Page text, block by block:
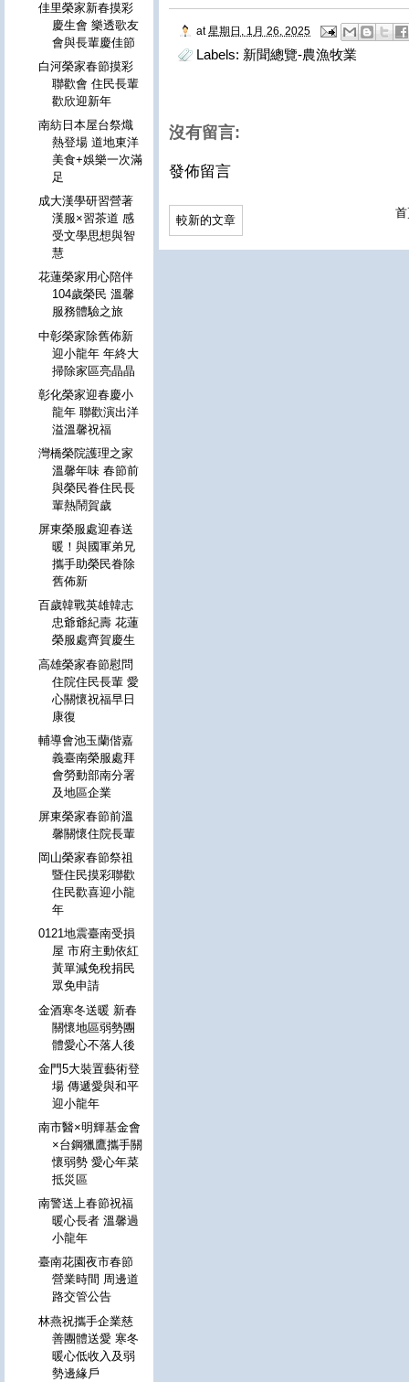
at 星期日, 1月 26, 2025
Labels: 新聞總覽-農漁牧業
沒有留言:
發佈留言
較新的文章
佳里榮家新春摸彩
慶生會 樂透歌友
會與長輩慶佳節
白河榮家春節摸彩
聯歡會 住民長輩
歡欣迎新年
南紡日本屋台祭熾
熱登場 道地東洋
美食+娛樂一次滿
足
成大漢學研習營著
漢服×習茶道 感
受文學思想與智
慧
花蓮榮家用心陪伴
104歲榮民 溫馨
服務體驗之旅
中彰榮家除舊佈新
迎小龍年 年終大
掃除家區亮晶晶
彰化榮家迎春慶小
龍年 聯歡演出洋
溢溫馨祝福
灣橋榮院護理之家
溫馨年味 春節前
與榮民眷住民長
輩熱鬧賀歲
屏東榮服處迎春送
暖！與國軍弟兄
攜手助榮民眷除
舊佈新
百歲韓戰英雄韓志
忠爺爺紀壽 花蓮
榮服處齊賀慶生
高雄榮家春節慰問
住院住民長輩 愛
心關懷祝福早日
康復
輔導會池玉蘭偕嘉
義臺南榮服處拜
會勞動部南分署
及地區企業
屏東榮家春節前溫
馨關懷住院長輩
岡山榮家春節祭祖
暨住民摸彩聯歡
住民歡喜迎小龍
年
0121地震臺南受損
屋 市府主動依紅
黃單減免稅捐民
眾免申請
金酒寒冬送暖 新春
關懷地區弱勢團
體愛心不落人後
金門5大裝置藝術登
場 傳遞愛與和平
迎小龍年
南市醫×明輝基金會
×台鋼獵鷹攜手關
懷弱勢 愛心年菜
抵災區
南警送上春節祝福
暖心長者 溫馨過
小龍年
臺南花園夜市春節
營業時間 周邊道
路交管公告
林燕祝攜手企業慈
善團體送愛 寒冬
暖心低收入及弱
勢邊緣戶